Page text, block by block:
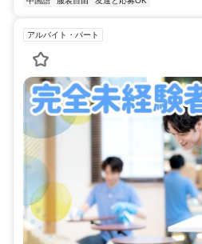
アルバイト・パート